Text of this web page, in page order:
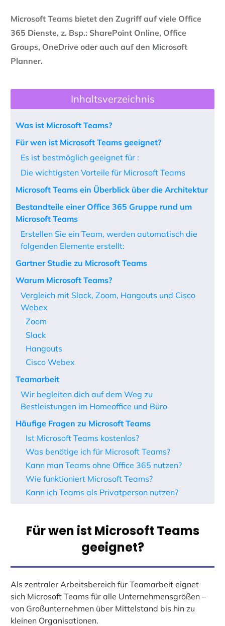
Microsoft Teams bietet den Zugriff auf viele Office
365 Dienste, z. Bsp.: SharePoint Online, Office
Groups, OneDrive oder auch auf den Microsoft
Planner.
Inhaltsverzeichnis
Was ist Microsoft Teams?
Für wen ist Microsoft Teams geeignet?
Es ist bestmöglich geeignet für :
Die wichtigsten Vorteile für Microsoft Teams
Microsoft Teams ein Überblick über die Architektur
Bestandteile einer Office 365 Gruppe rund um
Microsoft Teams
Erstellen Sie ein Team, werden automatisch die
folgenden Elemente erstellt:
Gartner Studie zu Microsoft Teams
Warum Microsoft Teams?
Vergleich mit Slack, Zoom, Hangouts und Cisco
Webex
Zoom
Slack
Hangouts
Cisco Webex
Teamarbeit
Wir begleiten dich auf dem Weg zu
Bestleistungen im Homeoffice und Büro
Häufige Fragen zu Microsoft Teams
Ist Microsoft Teams kostenlos?
Was benötige ich für Microsoft Teams?
Kann man Teams ohne Office 365 nutzen?
Wie funktioniert Microsoft Teams?
Kann ich Teams als Privatperson nutzen?
Für wen ist Microsoft Teams
geeignet?
Als zentraler Arbeitsbereich für Teamarbeit eignet
sich Microsoft Teams für alle Unternehmensgrößen –
von Großunternehmen über Mittelstand bis hin zu
kleinen Organisationen.